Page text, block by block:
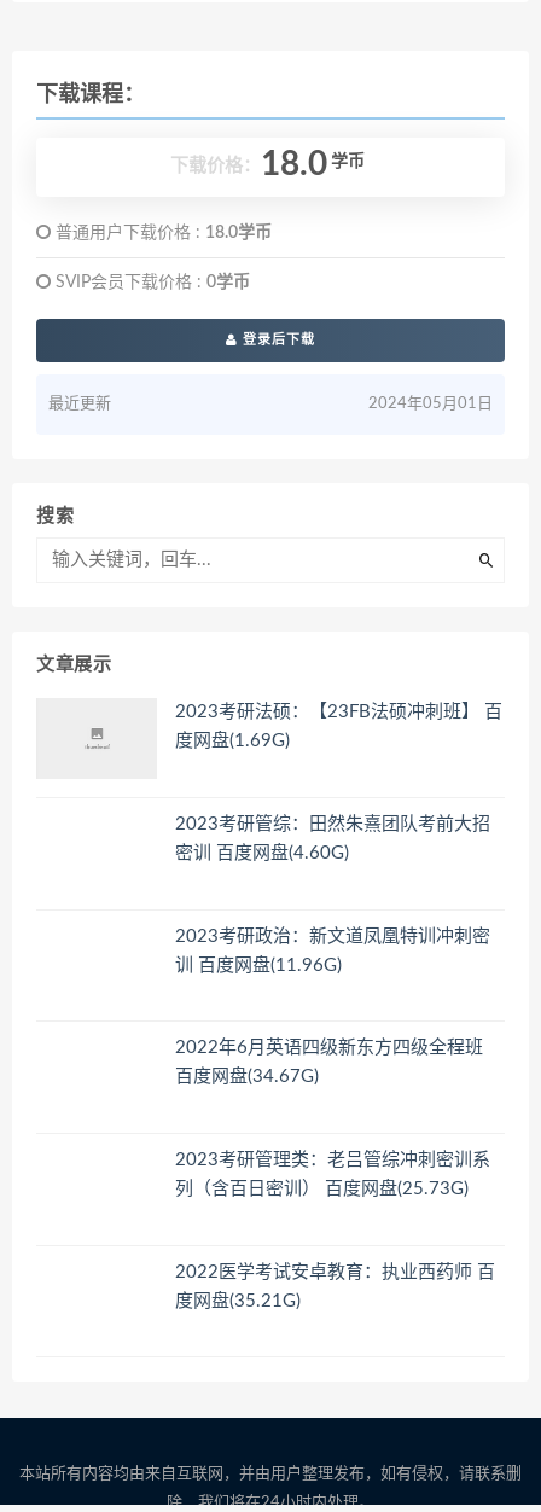
下载课程：
下载价格： 18.0 学币
普通用户下载价格 : 18.0学币
SVIP会员下载价格 : 0学币
登录后下载
最近更新 2024年05月01日
搜索
文章展示
2023考研法硕：【23FB法硕冲刺班】 百
度网盘(1.69G)
2023考研管综：田然朱熹团队考前大招
密训 百度网盘(4.60G)
2023考研政治：新文道凤凰特训冲刺密
训 百度网盘(11.96G)
2022年6月英语四级新东方四级全程班
百度网盘(34.67G)
2023考研管理类：老吕管综冲刺密训系
列（含百日密训） 百度网盘(25.73G)
2022医学考试安卓教育：执业西药师 百
度网盘(35.21G)
本站所有内容均由来自互联网，并由用户整理发布，如有侵权，请联系删
除，我们将在24小时内处理。